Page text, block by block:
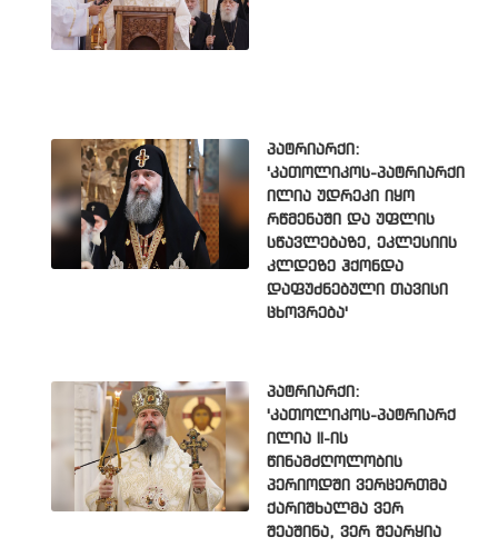
პატრიარქი:
'კათოლიკოს-პატრიარქი
ილია უდრეკი იყო
რწმენაში და უფლის
სწავლებაზე, ეკლესიის
კლდეზე ჰქონდა
დაფუძნებული თავისი
ცხოვრება'
პატრიარქი:
'კათოლიკოს-პატრიარქ
ილია II-ის
წინამძღოლობის
პერიოდში ვერცერთმა
ქარიშხალმა ვერ
შეაშინა, ვერ შეარყია